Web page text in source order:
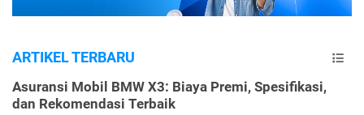
ARTIKEL TERBARU
Asuransi Mobil BMW X3: Biaya Premi, Spesifikasi,
dan Rekomendasi Terbaik